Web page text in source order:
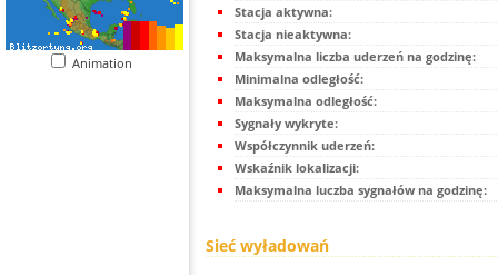
Animation
Stacja aktywna:
Stacja nieaktywna:
Maksymalna liczba uderzeń na godzinę:
Minimalna odległość:
Maksymalna odległość:
Sygnały wykryte:
Współczynnik uderzeń:
Wskaźnik lokalizacji:
Maksymalna luczba sygnałów na godzinę:
Sieć wyładowań